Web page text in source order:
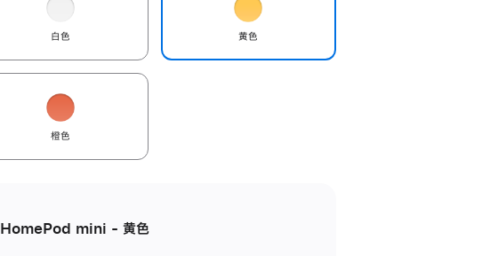
白色 黄色
橙色
HomePod mini - 黄色